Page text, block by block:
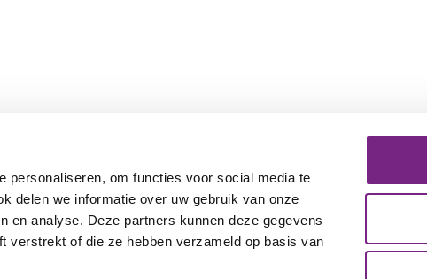
personaliseren, om functies voor social media te
delen we informatie over uw gebruik van onze
en analyse. Deze partners kunnen deze gegevens
verstrekt of die ze hebben verzameld op basis van